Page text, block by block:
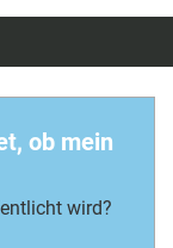
ob mein
wird?